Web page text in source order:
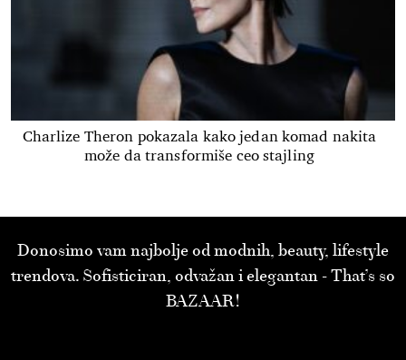
Charlize Theron pokazala kako jedan komad nakita
može da transformiše ceo stajling
Donosimo vam najbolje od modnih, beauty, lifestyle
trendova. Sofisticiran, odvažan i elegantan - That’s so
BAZAAR!